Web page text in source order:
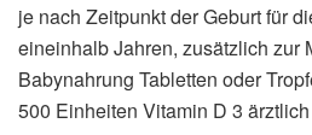
je nach Zeitpunkt der Geburt für
eineinhalb Jahren, zusätzlich zur
Babynahrung Tabletten oder
500 Einheiten Vitamin D 3